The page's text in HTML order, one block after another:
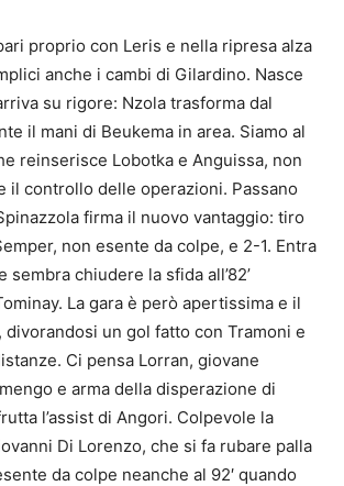
proprio con Leris e nella ripresa alza
anche i cambi di Gilardino. Nasce
su rigore: Nzola trasforma dal
il mani di Beukema in area. Siamo al
reinserisce Lobotka e Anguissa, non
il controllo delle operazioni. Passano
firma il nuovo vantaggio: tiro
non esente da colpe, e 2-1. Entra
sembra chiudere la sfida all’82’
La gara è però apertissima e il
divorandosi un gol fatto con Tramoni e
Ci pensa Lorran, giovane
e arma della disperazione di
l’assist di Angori. Colpevole la
Di Lorenzo, che si fa rubare palla
da colpe neanche al 92′ quando